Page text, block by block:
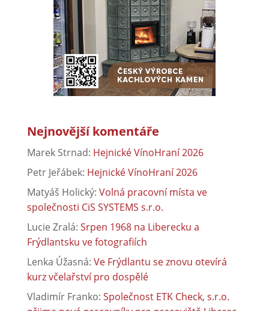
Nejnovější komentáře
Marek Strnad: Hejnické VínoHraní 2026
Petr Jeřábek: Hejnické VínoHraní 2026
Matyáš Holický: Volná pracovní místa ve
společnosti CiS SYSTEMS s.r.o.
Lucie Zralá: Srpen 1968 na Liberecku a
Frýdlantsku ve fotografiích
Lenka Úžasná: Ve Frýdlantu se znovu otevírá
kurz včelařství pro dospělé
Vladimír Franko: Společnost ETK Check, s.r.o.